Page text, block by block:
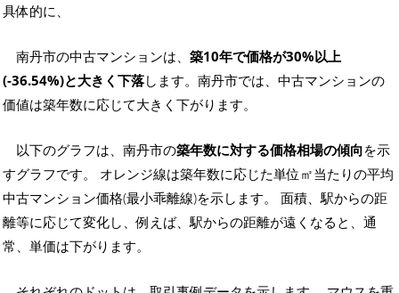
具体的に、
南丹市の中古マンションは、 築10年で価格が30%以上
(-36.54%)と大きく下落します。南丹市では、中古マンションの
価値は築年数に応じて大きく下がります。
以下のグラフは、南丹市の築年数に対する価格相場の傾向を示
すグラフです。 オレンジ線は築年数に応じた単位㎡当たりの平均
中古マンション価格(最小乖離線)を示します。 面積、駅からの距
離等に応じて変化し、例えば、駅からの距離が遠くなると、通
常、単価は下がります。